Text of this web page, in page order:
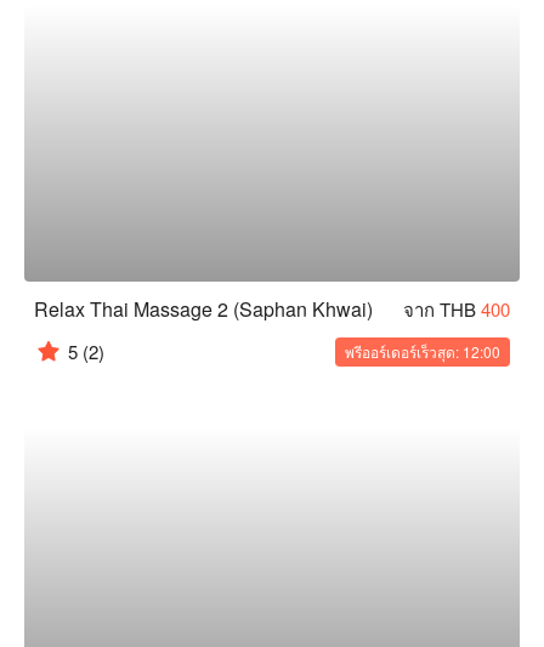
Relax Thai Massage 2 (Saphan Khwai) จาก THB400
5 (2) พรีออร์เดอร์เร็วสุด: 12:00